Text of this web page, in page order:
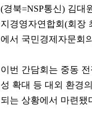
(경북=NSP통신) 김대
지경영자연합회(회장
에서 국민경제자문회
이번 간담회는 중동
성 확대 등 대외 환경
되는 상황에서 마련됐